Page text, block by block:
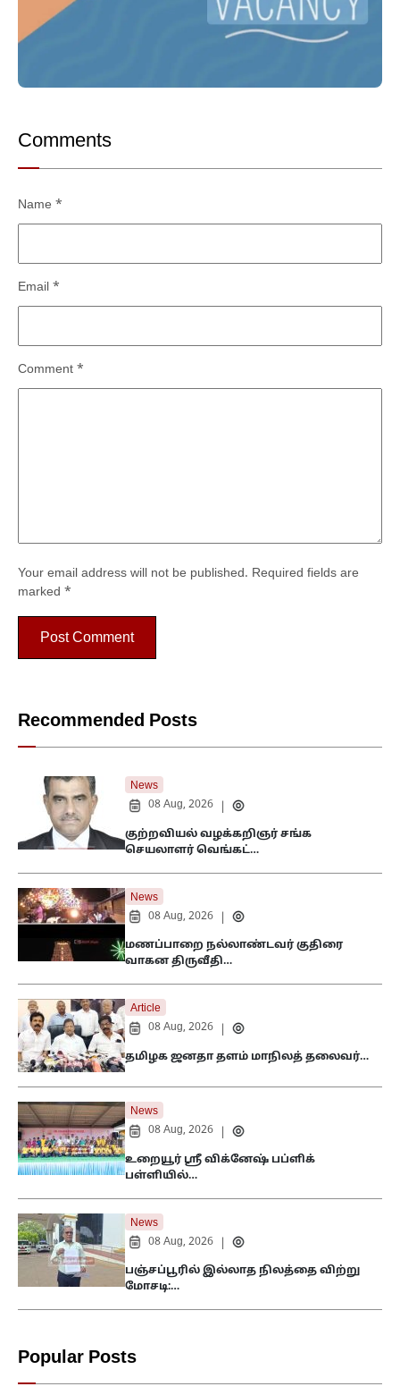
Comments
Your email address will not be published. Required fields are
marked *
Comment *
Name *
Email *
Recommended Posts
News
08 Aug, 2026
குற்றவியல் வழக்கறிஞர் சங்க
செயலாளர் வெங்கட்…
News
08 Aug, 2026
மணப்பாறை நல்லாண்டவர் குதிரை
வாகன திருவீதி…
Article
08 Aug, 2026
தமிழக ஜனதா தளம் மாநிலத் தலைவர்…
News
08 Aug, 2026
உறையூர் ஸ்ரீ விக்னேஷ் பப்ளிக்
பள்ளியில்…
News
08 Aug, 2026
பஞ்சப்பூரில் இல்லாத நிலத்தை விற்று
மோசடி:…
Popular Posts